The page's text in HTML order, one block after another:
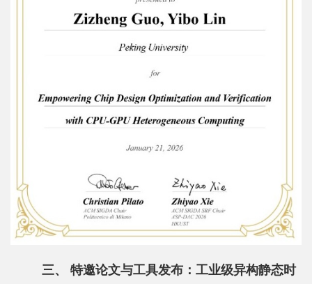
三、 特邀论文与工具发布：工业级异构静态时